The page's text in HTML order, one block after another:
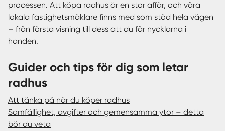
processen. Att köpa radhus är en stor affär, och våra
lokala fastighetsmäklare finns med som stöd hela vägen
– från första visning till dess att du får nycklarna i
handen.
Guider och tips för dig som letar
radhus
Att tänka på när du köper radhus
Samfällighet, avgifter och gemensamma ytor – detta
bör du veta